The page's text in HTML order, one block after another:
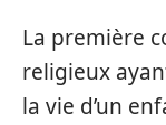
La première
religieux
la vie d’un